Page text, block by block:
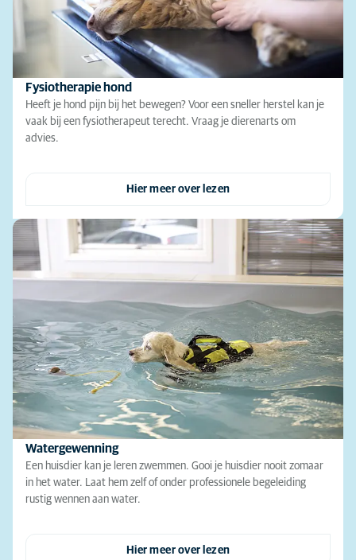
Fysiotherapie hond
Heeft je hond pijn bij het bewegen? Voor een sneller herstel kan je
vaak bij een fysiotherapeut terecht. Vraag je dierenarts om
advies.
Hier meer over lezen
Watergewenning
Een huisdier kan je leren zwemmen. Gooi je huisdier nooit zomaar
in het water. Laat hem zelf of onder professionele begeleiding
rustig wennen aan water.
Hier meer over lezen